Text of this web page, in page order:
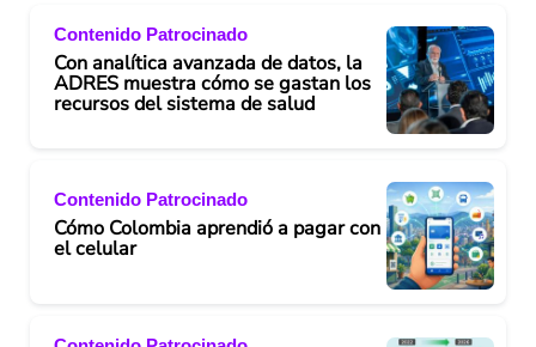
Contenido Patrocinado
Con analítica avanzada de datos, la
ADRES muestra cómo se gastan los
recursos del sistema de salud
Contenido Patrocinado
Cómo Colombia aprendió a pagar con
el celular